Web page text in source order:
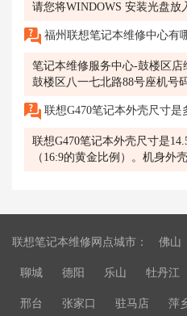
请您将WINDOWS 安装光盘放
福州联想笔记本维修中心有哪些？
笔记本维修服务中心-鼓楼区
鼓楼区八一七北路88号座机号
联想G470笔记本外壳尺寸是
联想G470笔记本外壳尺寸是
（16:9的黄金比例）。机身外
联想笔记本维修网点城市： 佛山
聊城 德阳 乐山 牡丹江
邢台 张家口 驻马店 萍